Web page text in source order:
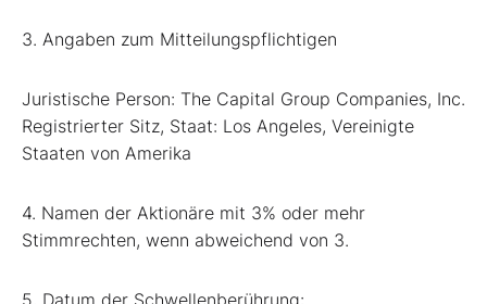
3. Angaben zum Mitteilungspflichtigen
Juristische Person: The Capital Group Companies, Inc.
Registrierter Sitz, Staat: Los Angeles, Vereinigte
Staaten von Amerika
4. Namen der Aktionäre mit 3% oder mehr
Stimmrechten, wenn abweichend von 3.
5. Datum der Schwellenberührung: